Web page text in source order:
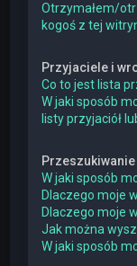
Otrzymałem/
kogoś z tej
Przyjaciele i
Co to jest lista
W jaki sposób
listy przyjaciół
W jaki sposób
Dlaczego moje
Dlaczego moje
Jak można
W jaki sposób